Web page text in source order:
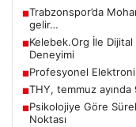
■Trabzonspor’da
gelir…
■Kelebek.Org İle
Deneyimi
■Profesyonel
■THY, temmuz ayında
■Psikolojiye Göre
Noktası